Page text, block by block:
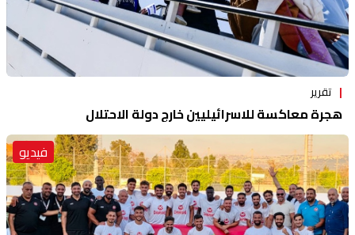
تقرير
هجرة معاكسة للاسرائيليين خارج دولة الاحتلال
فيديو